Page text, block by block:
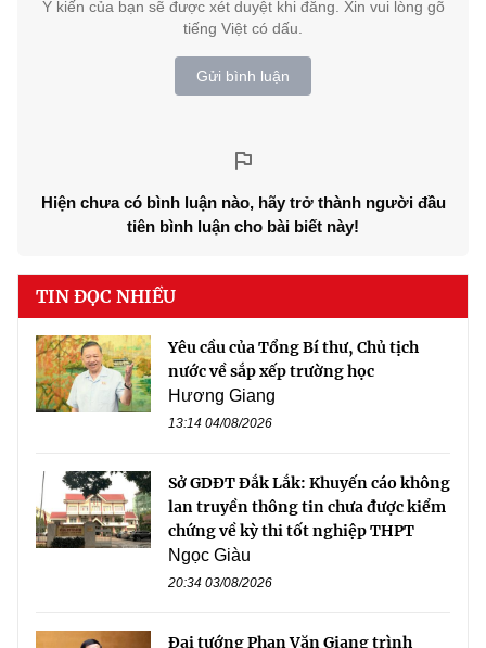
Ý kiến của bạn sẽ được xét duyệt khi đăng. Xin vui lòng gõ
tiếng Việt có dấu.
Gửi bình luận
Hiện chưa có bình luận nào, hãy trở thành người đầu
tiên bình luận cho bài biết này!
TIN ĐỌC NHIỀU
Yêu cầu của Tổng Bí thư, Chủ tịch
nước về sắp xếp trường học
Hương Giang
13:14 04/08/2026
Sở GDĐT Đắk Lắk: Khuyến cáo không
lan truyền thông tin chưa được kiểm
chứng về kỳ thi tốt nghiệp THPT
Ngọc Giàu
20:34 03/08/2026
Đại tướng Phan Văn Giang trình